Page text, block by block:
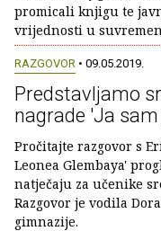
promicali knjigu te
vrijednosti u
RAZGOVOR • 09.05.2019.
Predstavljamo
nagrade 'Ja
Pročitajte razgovor s
Leonea Glembaya'
natječaju za učenike
Razgovor je vodila
gimnazije.